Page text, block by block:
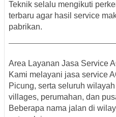
Teknik selalu mengikuti
terbaru agar hasil service
pabrikan.
Area Layanan Jasa Service
Kami melayani jasa service
Picung, serta seluruh
villages, perumahan, dan
Beberapa nama jalan di